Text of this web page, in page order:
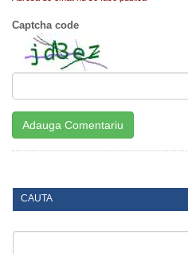
Captcha code
CAUTA